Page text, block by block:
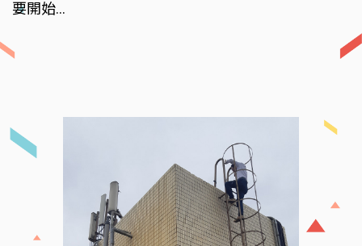
要開始…